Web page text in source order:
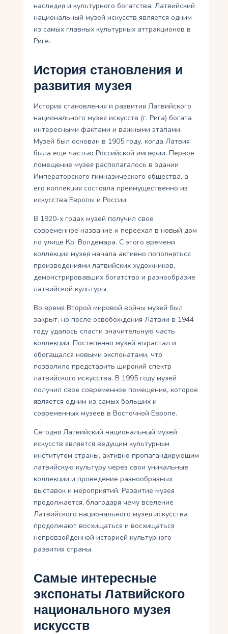
наследия и культурного богатства, Латвийский
национальный музей искусств является одним
из самых главных культурных аттракционов в
Риге.
История становления и
развития музея
История становления и развития Латвийского
национального музея искусств (г. Рига) богата
интересными фактами и важными этапами.
Музей был основан в 1905 году, когда Латвия
была еще частью Российской империи. Первое
помещение музея располагалось в здании
Императорского гимназического общества, а
его коллекция состояла преимущественно из
искусства Европы и России.
В 1920-х годах музей получил свое
современное название и переехал в новый дом
по улице Кр. Волдемара. С этого времени
коллекция музея начала активно пополняться
произведениями латвийских художников,
демонстрировавших богатство и разнообразие
латвийской культуры.
Во время Второй мировой войны музей был
закрыт, но после освобождения Латвии в 1944
году удалось спасти значительную часть
коллекции. Постепенно музей вырастал и
обогащался новыми экспонатами, что
позволило представить широкий спектр
латвийского искусства. В 1995 году музей
получил свое современное помещение, которое
является одним из самых больших и
современных музеев в Восточной Европе.
Сегодня Латвийский национальный музей
искусств является ведущим культурным
институтом страны, активно пропагандирующим
латвийскую культуру через свои уникальные
коллекции и проведение разнообразных
выставок и мероприятий. Развитие музея
продолжается, благодаря чему вселение
Латвийского национального музея искусства
продолжают восхищаться и восхищаться
непревзойденной историей культурного
развития страны.
Самые интересные
экспонаты Латвийского
национального музея
искусств